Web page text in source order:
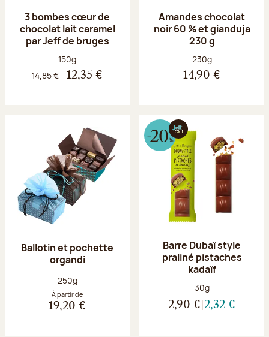
3 bombes cœur de
chocolat lait caramel
par Jeff de bruges
Poids net :
150g
14,85 € 12,35 €
Amandes chocolat
noir 60 % et gianduja
230 g
Poids net :
230g
14,90 €
Ballotin et pochette
organdi
Poids net :
250g
À partir de
19,20 €
Barre Dubaï style
praliné pistaches
kadaïf
Poids net :
30g
2,90 € 2,32 €